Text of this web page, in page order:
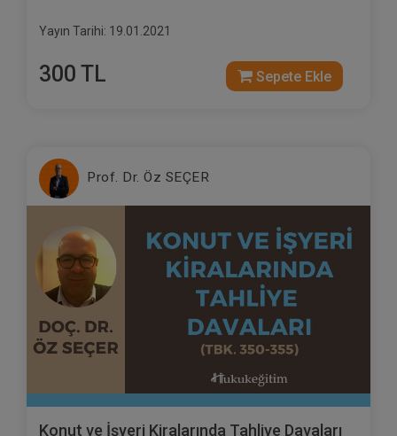
Yayın Tarihi: 19.01.2021
300 TL Sepete Ekle
Prof. Dr. Öz SEÇER
Konut ve İşyeri Kiralarında Tahliye Davaları